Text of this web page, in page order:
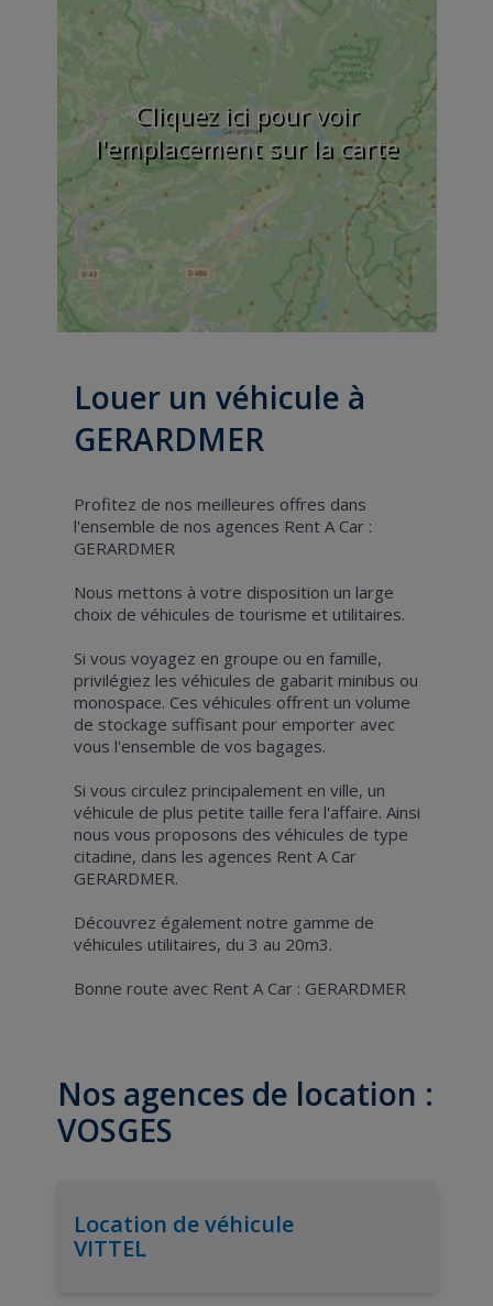
Cliquez ici pour voir
l'emplacement sur la carte
Louer un véhicule à
GERARDMER
Profitez de nos meilleures offres dans
l'ensemble de nos agences Rent A Car :
GERARDMER
Nous mettons à votre disposition un large
choix de véhicules de tourisme et utilitaires.
Si vous voyagez en groupe ou en famille,
privilégiez les véhicules de gabarit minibus ou
monospace. Ces véhicules offrent un volume
de stockage suffisant pour emporter avec
vous l'ensemble de vos bagages.
Si vous circulez principalement en ville, un
véhicule de plus petite taille fera l'affaire. Ainsi
nous vous proposons des véhicules de type
citadine, dans les agences Rent A Car
GERARDMER.
Découvrez également notre gamme de
véhicules utilitaires, du 3 au 20m3.
Bonne route avec Rent A Car : GERARDMER
Nos agences de location :
VOSGES
Location de véhicule
VITTEL